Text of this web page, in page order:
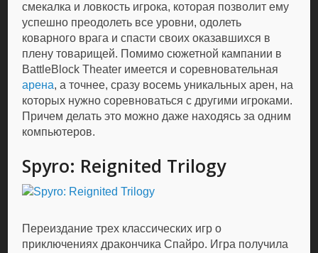
смекалка и ловкость игрока, которая позволит ему
успешно преодолеть все уровни, одолеть
коварного врага и спасти своих оказавшихся в
плену товарищей. Помимо сюжетной кампании в
BattleBlock Theater имеется и соревновательная
арена, а точнее, сразу восемь уникальных арен, на
которых нужно соревноваться с другими игроками.
Причем делать это можно даже находясь за одним
компьютеров.
Spyro: Reignited Trilogy
Переиздание трех классических игр о
приключениях дракончика Спайро. Игра получила